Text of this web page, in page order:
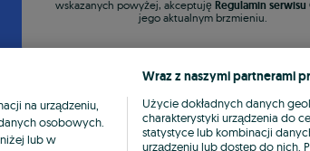
wskazanych powyżej, akceptuję Regulamin serwisu
jego aktualnym brzmieniu.
na urządzeniu,
osobowych.
lub w
Wraz z naszymi partnerami
Użycie dokładnych danych
charakterystyki urządzenia do
statystyce lub kombinacji
urządzeniu lub dostęp do nich.